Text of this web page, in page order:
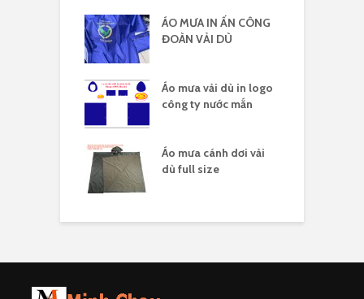
ÁO MƯA IN ẤN CÔNG
ĐOÀN VẢI DÙ
Áo mưa vải dù in logo
công ty nước mắn
Áo mưa cánh dơi vải
dù full size